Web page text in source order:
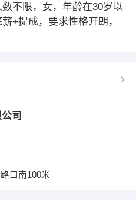
不限，女，年龄在30岁以
+提成，要求性格开朗，
司
口南100米